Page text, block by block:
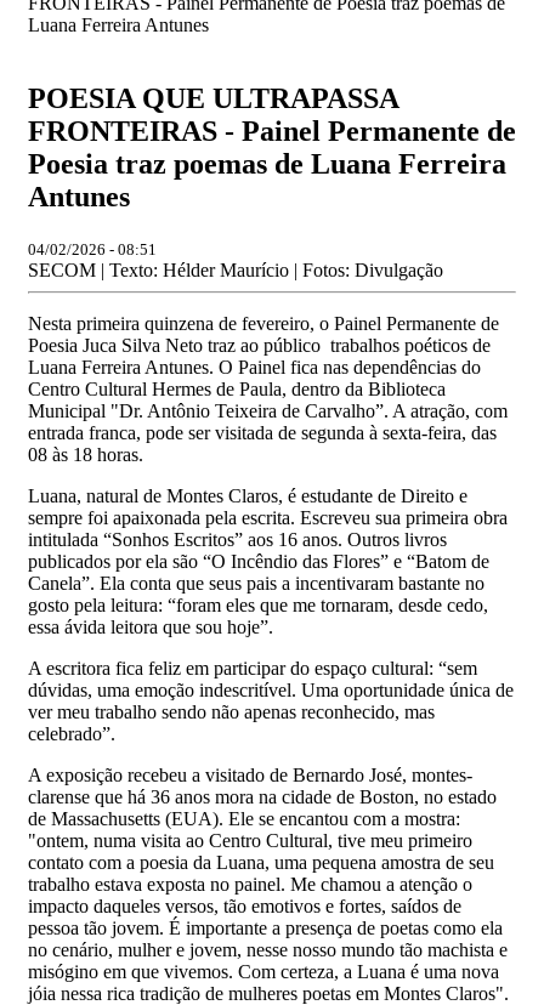
POESIA QUE ULTRAPASSA
FRONTEIRAS - Painel Permanente de
Poesia traz poemas de Luana Ferreira
Antunes
04/02/2026 - 08:51
SECOM | Texto: Hélder Maurício | Fotos: Divulgação
Nesta primeira quinzena de fevereiro, o Painel Permanente de
Poesia Juca Silva Neto traz ao público trabalhos poéticos de
Luana Ferreira Antunes. O Painel fica nas dependências do
Centro Cultural Hermes de Paula, dentro da Biblioteca
Municipal "Dr. Antônio Teixeira de Carvalho”. A atração, com
entrada franca, pode ser visitada de segunda à sexta-feira, das
08 às 18 horas.
Luana, natural de Montes Claros, é estudante de Direito e
sempre foi apaixonada pela escrita. Escreveu sua primeira obra
intitulada “Sonhos Escritos” aos 16 anos. Outros livros
publicados por ela são “O Incêndio das Flores” e “Batom de
Canela”. Ela conta que seus pais a incentivaram bastante no
gosto pela leitura: “foram eles que me tornaram, desde cedo,
essa ávida leitora que sou hoje”.
A escritora fica feliz em participar do espaço cultural: “sem
dúvidas, uma emoção indescritível. Uma oportunidade única de
ver meu trabalho sendo não apenas reconhecido, mas
celebrado”.
A exposição recebeu a visitado de Bernardo José, montes-
clarense que há 36 anos mora na cidade de Boston, no estado
de Massachusetts (EUA). Ele se encantou com a mostra:
"ontem, numa visita ao Centro Cultural, tive meu primeiro
contato com a poesia da Luana, uma pequena amostra de seu
trabalho estava exposta no painel. Me chamou a atenção o
impacto daqueles versos, tão emotivos e fortes, saídos de
pessoa tão jovem. É importante a presença de poetas como ela
no cenário, mulher e jovem, nesse nosso mundo tão machista e
misógino em que vivemos. Com certeza, a Luana é uma nova
jóia nessa rica tradição de mulheres poetas em Montes Claros".